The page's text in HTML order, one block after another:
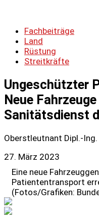
Fachbeiträge
Land
Rüstung
Streitkräfte
Ungeschützter
Neue
Sanitätsdienst
Oberstleutnant Dipl.-Ing.
27. März 2023
Eine neue
Patiententransport
(Fotos/Grafiken: